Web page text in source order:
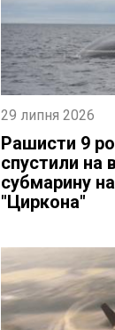
29 липня 2026
Рашисти 9
спустили на
субмарину
"Циркона"